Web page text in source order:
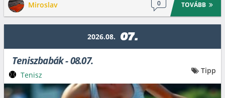
Miroslav 0 TOVÁBB
2026.08. 07.
Teniszbabák - 08.07.
Tenisz Tipp